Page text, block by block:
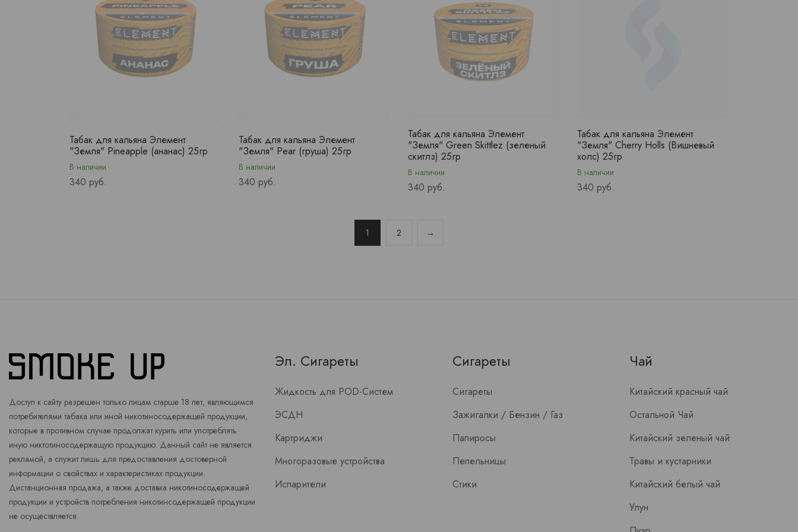
Табак для кальяна Элемент
"Земля" Pineapple (ананас) 25гр
В наличии
Price
340 руб.
Табак для кальяна Элемент
"Земля" Pear (груша) 25гр
В наличии
Price
340 руб.
Табак для кальяна Элемент
"Земля" Green Skittlez (зеленый
скитлз) 25гр
В наличии
Price
340 руб.
Табак для кальяна Элемент
"Земля" Cherry Holls (Вишневый
холс) 25гр
В наличии
Price
340 руб.
1 2 →
Доступ к сайту разрешен только лицам старше 18 лет, являющимся
потребителями табака или иной никотиносодержащей продукции,
которые в противном случае продолжат курить или употреблять
иную никтотиносодержащую продукцию. Данный сайт не является
рекламой, а служит лишь для предоставления достоверной
информации о свойствах и характеристиках продукции.
Дистанционная продажа, а также доставка никотиносодержащей
продукции и устройств потребления никотинсодержащей продукции
не осуществляется.
Эл. Сигареты
Жидкость для POD-Систем
ЭСДН
Картриджи
Многоразовые устройства
Испарители
Сигареты
Сигареты
Зажигалки / Бензин / Газ
Папиросы
Пепельницы
Стики
Чай
Китайский красный чай
Остальной Чай
Китайский зеленый чай
Травы и кустарники
Китайский белый чай
Улун